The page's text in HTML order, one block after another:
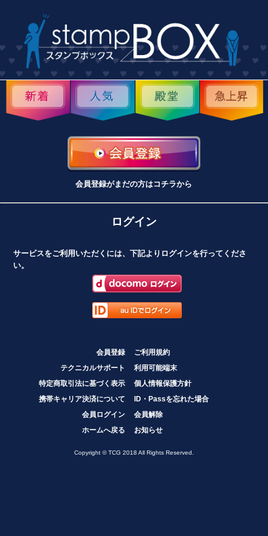
会員登録がまだの方はコチラから
ログイン
サービスをご利用いただくには、下記よりログインを行ってくださ
い。
会員登録
ご利用規約
テクニカルサポート
利用可能端末
特定商取引法に基づく表示
個人情報保護方針
携帯キャリア決済について
ID・Passを忘れた場合
会員ログイン
会員解除
ホームへ戻る
お知らせ
Copyright © TCG 2018 All Rights Reserved.